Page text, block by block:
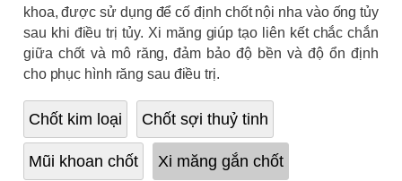
khoa, được sử dụng để cố định chốt nội nha vào ống tủy
sau khi điều trị tủy. Xi măng giúp tạo liên kết chắc chắn
giữa chốt và mô răng, đảm bảo độ bền và độ ổn định
cho phục hình răng sau điều trị.
Chốt kim loại Chốt sợi thuỷ tinh
Mũi khoan chốt Xi măng gắn chốt